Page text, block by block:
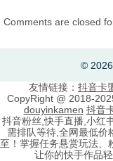
Comments are closed
©
友情链接： 抖音卡
CopyRight @ 2018-
douyinkamen 抖音
抖音粉丝,快手直播,小红
需排队等待,全网最低价
至！掌握任务悬赏玩法、
让你的快手作品